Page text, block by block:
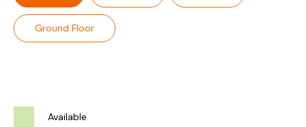
Ground Floor
Available